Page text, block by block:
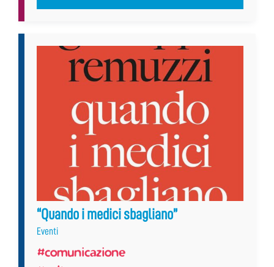
“Quando i medici sbagliano”
Eventi
#comunicazione